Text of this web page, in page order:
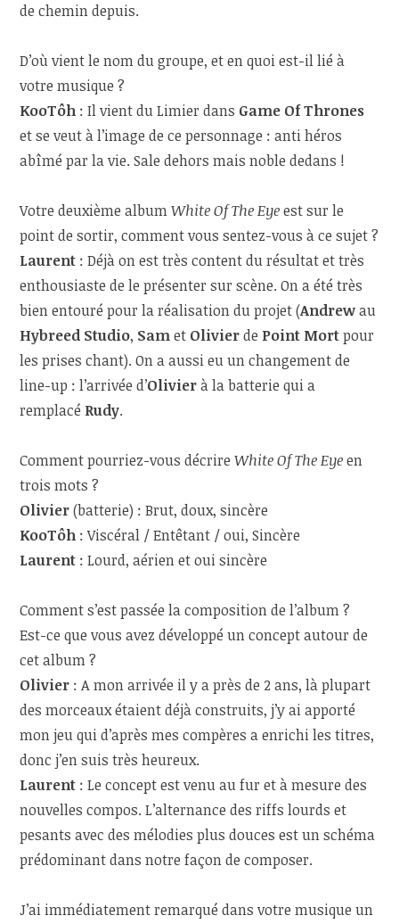
de chemin depuis.
D’où vient le nom du groupe, et en quoi est-il lié à
votre musique ?
KooTôh : Il vient du Limier dans Game Of Thrones
et se veut à l’image de ce personnage : anti héros
abîmé par la vie. Sale dehors mais noble dedans !
Votre deuxième albumWhite Of The Eyeest sur le
point de sortir, comment vous sentez-vous à ce sujet ?
Laurent : Déjà on est très content du résultat et très
enthousiaste de le présenter sur scène. On a été très
bien entouré pour la réalisation du projet (Andrewau
Hybreed Studio, Samet Olivierde Point Mortpour
les prises chant). On a aussi eu un changement de
line-up : l’arrivée d’Olivierà la batterie qui a
remplacé Rudy.
Comment pourriez-vous décrireWhite Of The Eyeen
trois mots ?
Olivier(batterie) : Brut, doux, sincère
KooTôh : Viscéral / Entêtant / oui, Sincère
Laurent : Lourd, aérien et oui sincère
Comment s’est passée la composition de l’album ?
Est-ce que vous avez développé un concept autour de
cet album ?
Olivier : A mon arrivée il y a près de 2 ans, là plupart
des morceaux étaient déjà construits, j’y ai apporté
mon jeu qui d’après mes compères a enrichi les titres,
donc j’en suis très heureux.
Laurent : Le concept est venu au fur et à mesure des
nouvelles compos. L’alternance des riffs lourds et
pesants avec des mélodies plus douces est un schéma
prédominant dans notre façon de composer.
J’ai immédiatement remarqué dans votre musique un